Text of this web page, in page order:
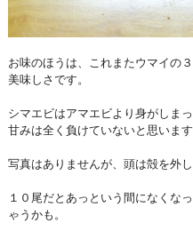
お味のほうは、これまたウマイ
美味しさです。
シマエビはアマエビより身がしま
甘みは全く負けていないと思います
写真はありませんが、頭は殻を外
１０尾だとあっという間になくな
ゃうかも。